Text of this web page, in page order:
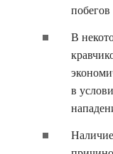
побегов
В
в